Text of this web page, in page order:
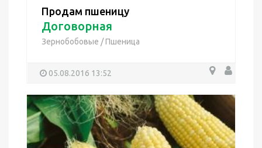
Продам пшеницу
Договорная
Зернобобовые /Пшеница
05.08.2016 13:52